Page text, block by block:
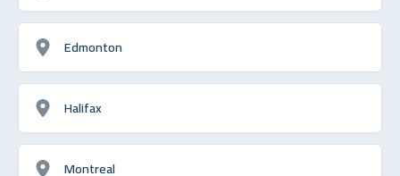
Edmonton
Halifax
Montreal